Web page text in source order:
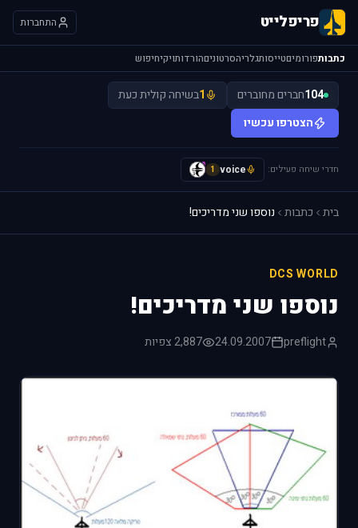
פריפלייט התחברות
כתבותפורומיםטייסותגלריהסרטוניםהורדותויקיחיפוש
104חברים מחוברים 1בשיחה קולית כעת
הצטרפו עכשיו
חדרי שיחה פעילים: voice
1
y
בית כתבות נוספו שני מדריכים!
DCS WORLD
נוספו שני מדריכים!
preflight
24.09.2007 2,887 צפיות